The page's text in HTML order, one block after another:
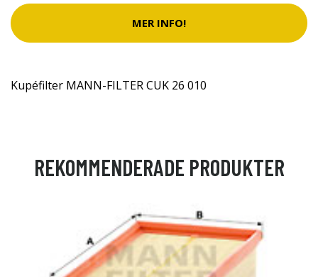
MER INFO!
Kupéfilter MANN-FILTER CUK 26 010
REKOMMENDERADE PRODUKTER